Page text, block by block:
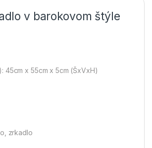
v barokovom štýle
45cm x 55cm x 5cm (ŠxVxH)
zrkadlo